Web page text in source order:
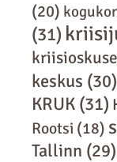
(20)
(31)
keskus (30)
KRUK (31)
Rootsi (18)
Tallinn (29)